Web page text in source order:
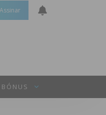
Assinar
BÓNUS